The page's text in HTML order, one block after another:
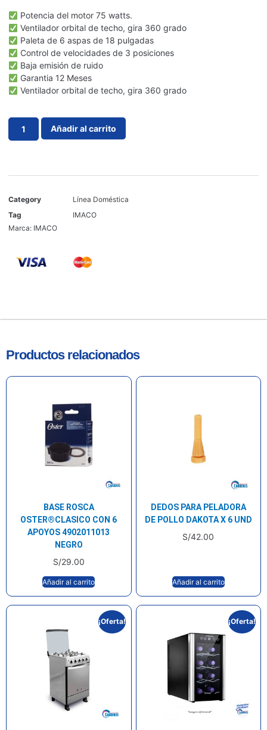
Potencia del motor 75 watts.
Ventilador orbital de techo, gira 360 grado
Paleta de 6 aspas de 18 pulgadas
Control de velocidades de 3 posiciones
Baja emisión de ruido
Garantia 12 Meses
Ventilador orbital de techo, gira 360 grado
Añadir al carrito
Category
Línea Doméstica
Tag
IMACO
Marca: IMACO
Productos relacionados
BASE ROSCA
OSTER®CLASICO CON 6
APOYOS 4902011013
NEGRO
S/29.00
Añadir al carrito
DEDOS PARA PELADORA
DE POLLO DAKOTA X 6 UND
S/42.00
Añadir al carrito
¡Oferta! ¡Oferta!